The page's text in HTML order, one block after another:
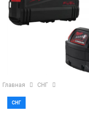
Главная СНГ
СНГ